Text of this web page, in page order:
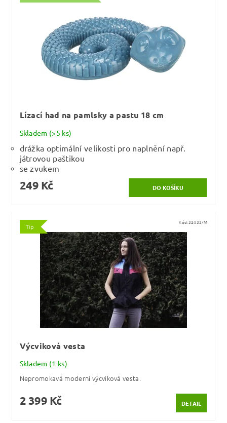
Lízací had na pamlsky a pastu 18 cm
Skladem (>5 ks)
drážka optimální velikosti pro naplnění např.
játrovou paštikou
se zvukem
249 Kč
Tip
Kód:32433/M
Výcviková vesta
Skladem (1 ks)
Nepromokavá moderní výcviková vesta.
2 399 Kč DETAIL